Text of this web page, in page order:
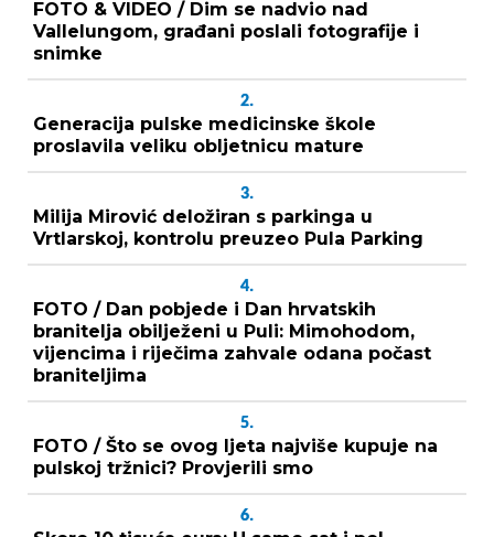
FOTO & VIDEO / Dim se nadvio nad
Vallelungom, građani poslali fotografije i
snimke
2.
Generacija pulske medicinske škole
proslavila veliku obljetnicu mature
3.
Milija Mirović deložiran s parkinga u
Vrtlarskoj, kontrolu preuzeo Pula Parking
4.
FOTO / Dan pobjede i Dan hrvatskih
branitelja obilježeni u Puli: Mimohodom,
vijencima i riječima zahvale odana počast
braniteljima
5.
FOTO / Što se ovog ljeta najviše kupuje na
pulskoj tržnici? Provjerili smo
6.